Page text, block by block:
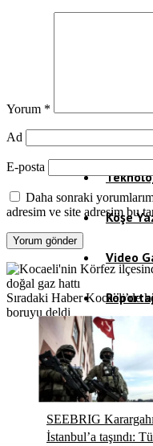
Spor
Köşe
Video
Resmi
Yorum *
Ad
E-posta
Daha sonraki
adresim ve site adresim bu
Sıradaki Haber Kocaeli’de
boruyu deldi
SEEBRIG Karargahı
İstanbul’a taşındı: